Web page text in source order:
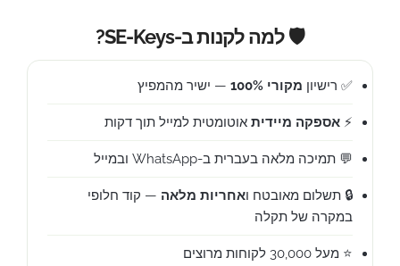
🛡️ למה לקנות ב-SE-Keys?
✅ רישיון מקורי 100% — ישיר מהמפיץ
⚡ אספקה מיידית אוטומטית למייל תוך דקות
💬 תמיכה מלאה בעברית ב-WhatsApp ובמייל
🔒 תשלום מאובטח ואחריות מלאה — קוד חלופי
במקרה של תקלה
⭐ מעל 30,000 לקוחות מרוצים